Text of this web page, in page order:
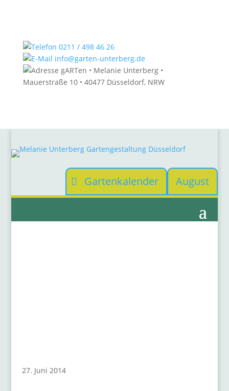
0211 / 498 46 26
info@garten-unterberg.de
gARTen • Melanie Unterberg •
Mauerstraße 10 • 40477 Düsseldorf, NRW
August
Gartenkalender
27. Juni 2014